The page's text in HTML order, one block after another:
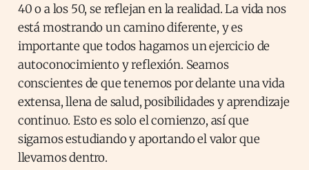
40 o a los 50, se reflejan en la realidad. La vida nos
está mostrando un camino diferente, y es
importante que todos hagamos un ejercicio de
autoconocimiento y reflexión. Seamos
conscientes de que tenemos por delante una vida
extensa, llena de salud, posibilidades y aprendizaje
continuo. Esto es solo el comienzo, así que
sigamos estudiando y aportando el valor que
llevamos dentro.